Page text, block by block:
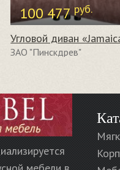
100 477руб.
ЗАО "Пинскдрев"